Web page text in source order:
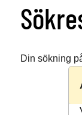
Din sökning